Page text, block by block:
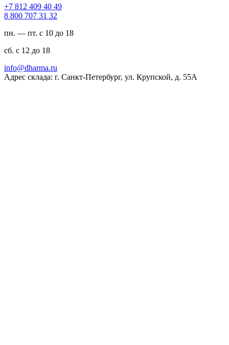
94 04 904 218 7+
23 13 707 008 8
пн. — пт. с 10 до 18
сб. с 12 до 18
ur.amrahd@ofni
Адрес склада: г. Санкт-Петербург, ул. Крупской, д. 55А